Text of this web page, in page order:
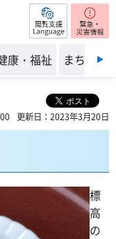
閲覧支援
康・福祉 まちづく
更新日：2023年3月20日
標
高
の